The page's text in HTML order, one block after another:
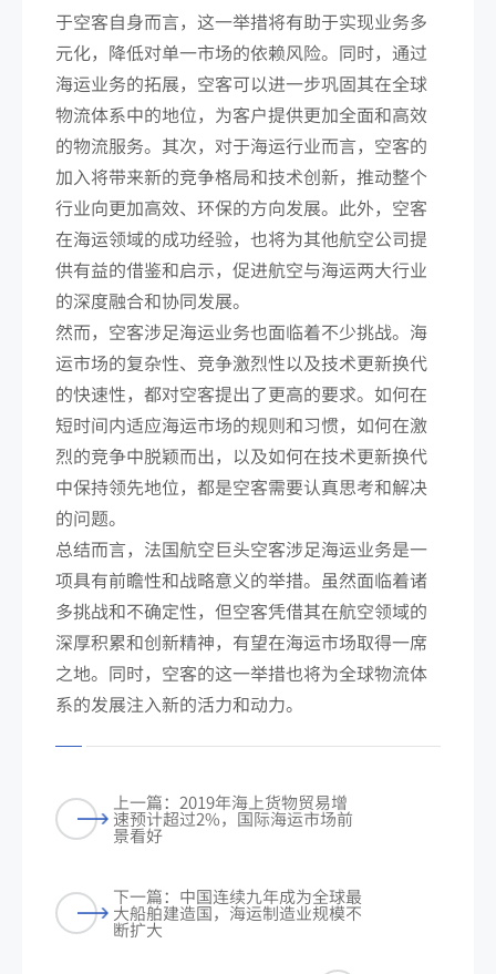
于空客自身而言，这一举措将有助于实现业务多
元化，降低对单一市场的依赖风险。同时，通过
海运业务的拓展，空客可以进一步巩固其在全球
物流体系中的地位，为客户提供更加全面和高效
的物流服务。其次，对于海运行业而言，空客的
加入将带来新的竞争格局和技术创新，推动整个
行业向更加高效、环保的方向发展。此外，空客
在海运领域的成功经验，也将为其他航空公司提
供有益的借鉴和启示，促进航空与海运两大行业
的深度融合和协同发展。
然而，空客涉足海运业务也面临着不少挑战。海
运市场的复杂性、竞争激烈性以及技术更新换代
的快速性，都对空客提出了更高的要求。如何在
短时间内适应海运市场的规则和习惯，如何在激
烈的竞争中脱颖而出，以及如何在技术更新换代
中保持领先地位，都是空客需要认真思考和解决
的问题。
总结而言，法国航空巨头空客涉足海运业务是一
项具有前瞻性和战略意义的举措。虽然面临着诸
多挑战和不确定性，但空客凭借其在航空领域的
深厚积累和创新精神，有望在海运市场取得一席
之地。同时，空客的这一举措也将为全球物流体
系的发展注入新的活力和动力。
上一篇：2019年海上货物贸易增
速预计超过2%，国际海运市场前
景看好
下一篇：中国连续九年成为全球最
大船舶建造国，海运制造业规模不
断扩大